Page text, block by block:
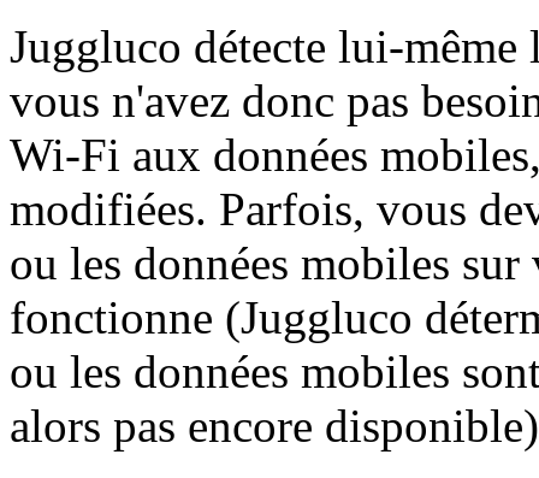
Juggluco détecte lui-même
vous n'avez donc pas
Wi-Fi aux données
modifiées. Parfois, vous
ou les données mobiles
fonctionne (Juggluco
ou les données mobiles
alors pas encore